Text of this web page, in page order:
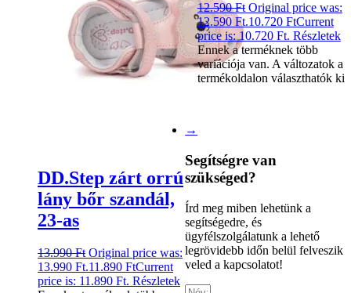
DD.Step zárt orrú
lány bőr szandál,
23-as
13.990Ft Original price was:
13.990 Ft.11.890 FtCurrent
price is: 11.890 Ft. Részletek
12.590Ft Original price was:
12.590 Ft.10.720 FtCurrent
price is: 10.720 Ft. Részletek
Ennek a terméknek több
variációja van. A változatok a
termékoldalon választhatók ki
→
Segítségre van
szükséged?
Írd meg miben lehetünk a
segítségedre, és
ügyfélszolgálatunk a lehető
legrövidebb időn belül felveszik
veled a kapcsolatot!